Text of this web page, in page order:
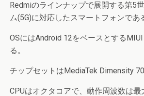
Redmiのラインナップで展開する第5
ム(5G)に対応したスマートフォンであ
OSにはAndroid 12をベースとする
る。
チップセットはMediaTek Dimensity
CPUはオクタコアで、動作周波数は最